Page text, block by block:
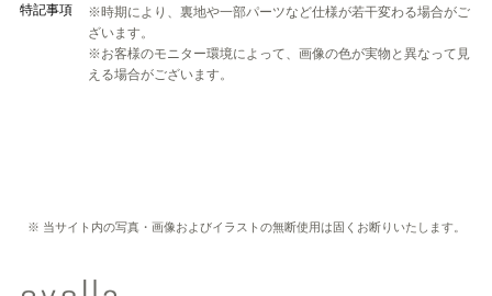
特記事項
※時期により、裏地や一部パーツなど仕様が若干変わる場合がご
ざいます。
※お客様のモニター環境によって、画像の色が実物と異なって見
える場合がございます。
※ 当サイト内の写真・画像およびイラストの無断使用は固くお断りいたします。